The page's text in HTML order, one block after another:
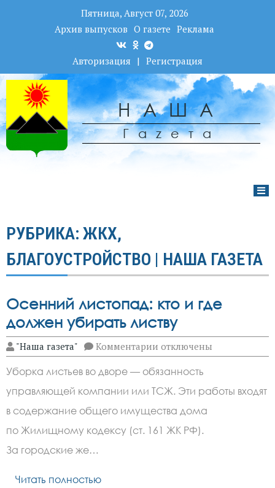
Пятница, Август 07, 2026
Архив выпусков О газете Реклама
Авторизация | Регистрация
НАША
Гаzета
РУБРИКА: ЖКХ,
БЛАГОУСТРОЙСТВО | НАША ГАЗЕТА
Осенний листопад: кто и где
должен убирать листву
"Наша газета" Комментарии к
записи
листопад:
кто
и
где
должен
убирать
отключены
Уборка листьев во дворе — обязанность
управляющей компании или ТСЖ. Эти работы входят
в содержание общего имущества дома
по Жилищному кодексу (ст. 161 ЖК РФ).
За городские же…
Читать полностью